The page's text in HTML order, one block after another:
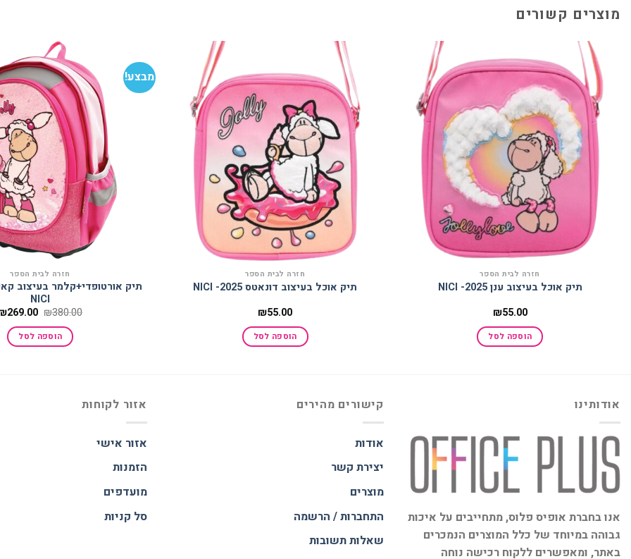
מוצרים קשורים
הוסף
למועדפים
חזרה לבית הספר
תיק אוכל בעיצוב ענן 2025- NICI
₪55.00
הוספה לסל
למועדפים
חזרה לבית הספר
תיק אוכל בעיצוב דונאטס 2025- NICI
₪55.00
הוספה לסל
מבצע!
חזרה לבית הספר
NICI
₪380.00 המחיר
היה:
₪380.00.
269.00
הוספה לסל
אודותינו
אנו בחברת אופיס פלוס, מתחייבים על איכות
גבוהה במיוחד של כלל המוצרים הנמכרים
באתר, ומאפשרים ללקוח רכישה נוחה
קישורים מהירים
אודות
יצירת קשר
מוצרים
התחברות / הרשמה
שאלות תשובות
אזור לקוחות
אזור אישי
הזמנות
מועדפים
סל קניות